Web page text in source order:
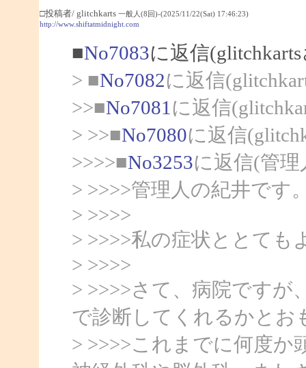
□投稿者/ glitchkarts 一般人(8回)-(2025/11/22(Sat) 17:46:23)
http://www.shiftatmidnight.com
■No7083に返信
> ■No7082に返信
>>■No7081 に返信
> >>■No7080に返信
>>>>■No3253に返信(管
> >>>>管理人の紀井です
> >>>>
> >>>>私の症状ととて
> >>>>
> >>>>さて、病院ですが
で診断してくれるかとお
> >>>>これまでに何度か